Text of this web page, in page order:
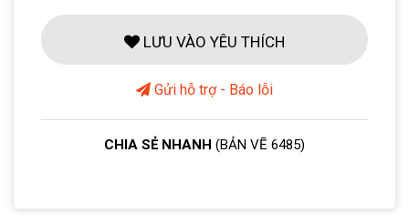
LƯU VÀO YÊU THÍCH
Gửi hỗ trợ - Báo lỗi
CHIA SẺ NHANH (BẢN VẼ 6485)